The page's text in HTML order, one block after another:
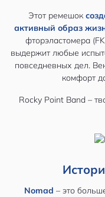
Этот ремешок
активный образ
фторэластомера
выдержит любые
повседневных дел.
комфорт
Rocky Point Band –
Nomad – это